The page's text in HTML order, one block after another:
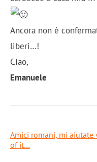
Ancora non è
liberi…!
Ciao,
Emanuele
Amici romani, mi
of it…